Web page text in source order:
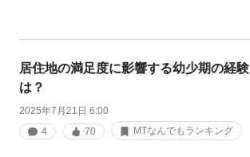
居住地の満足度に影響する幼少期の経験
は？
2025年7月21日 6:00
4
70 MTなんでもランキング